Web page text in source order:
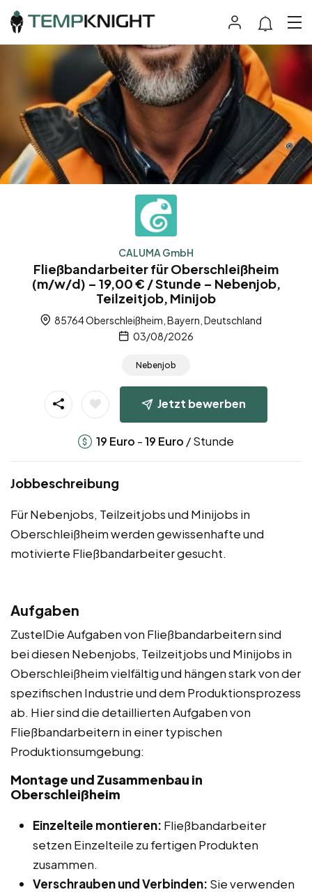
CALUMA GmbH
Fließbandarbeiter für Oberschleißheim
(m/w/d) – 19,00 € / Stunde – Nebenjob,
Teilzeitjob, Minijob
85764 Oberschleißheim, Bayern, Deutschland
03/08/2026
Nebenjob
Jetzt bewerben
19 Euro -19 Euro / Stunde
Jobbeschreibung
Für Nebenjobs, Teilzeitjobs und Minijobs in
Oberschleißheim werden gewissenhafte und
motivierte Fließbandarbeiter gesucht.
Aufgaben
ZustelDie Aufgaben von Fließbandarbeitern sind
bei diesen Nebenjobs, Teilzeitjobs und Minijobs in
Oberschleißheim vielfältig und hängen stark von der
spezifischen Industrie und dem Produktionsprozess
ab. Hier sind die detaillierten Aufgaben von
Fließbandarbeitern in einer typischen
Produktionsumgebung:
Montage und Zusammenbau in
Oberschleißheim
Einzelteile montieren: Fließbandarbeiter
setzen Einzelteile zu fertigen Produkten
zusammen.
Verschrauben und Verbinden: Sie verwenden